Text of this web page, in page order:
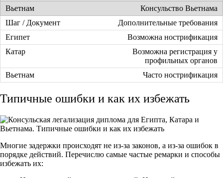
Консульство Вьетнама
Дополнительные требования
Возможна нострификация
Возможна регистрация у
профильных органов
Часто нострификация
Типичные ошибки и как их избежать
Многие задержки происходят не из-за законов, а из-за ошибок в
порядке действий. Перечислю самые частые ремарки и способы
избежать их: